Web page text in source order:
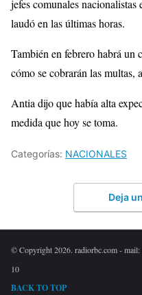
jefes comunales nacionalistas
laudó en las últimas horas.
También en febrero habrá un
cómo se cobrarán las multas,
Antia dijo que había alta
medida que hoy se toma.
Categorías: NACIONALES
Deja
© Copyright 2026. radiorbc.com -
10
BACK TO TOP